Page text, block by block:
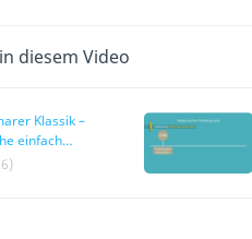
diesem Video
Klassik –
einfach